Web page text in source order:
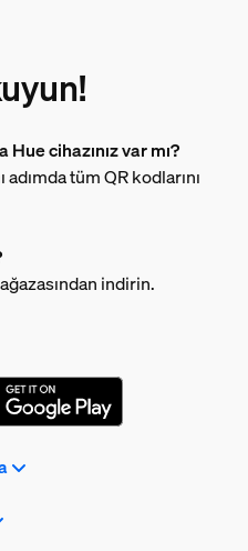
cihazınız var mı?
tüm QR kodlarını
indirin.